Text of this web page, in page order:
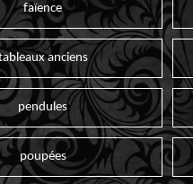
faïence
anciens
pendules
poupées